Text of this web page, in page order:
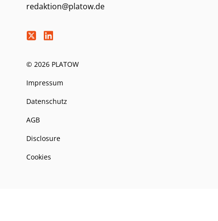
redaktion@platow.de
© 2026 PLATOW
Impressum
Datenschutz
AGB
Disclosure
Cookies